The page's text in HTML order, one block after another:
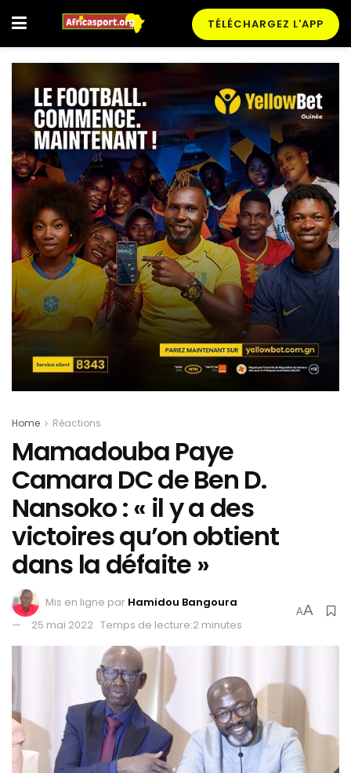
TÉLÉCHARGEZ L'APP
Home Réactions
Mamadouba Paye
Camara DC de Ben D.
Nansoko : « il y a des
victoires qu’on obtient
dans la défaite »
Mis en ligne par Hamidou Bangoura
25 mai 2022 Temps de lecture:2 minutes
AA